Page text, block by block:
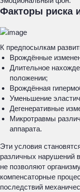
Факторы риска
К предпосылкам
Врождённые
Длительное
положении;
Врождённая
Уменьшение
Дегенеративные
Микротравмы
аппарата.
Эти условия
различных нарушений
не позволяют
компенсаторные
последствий